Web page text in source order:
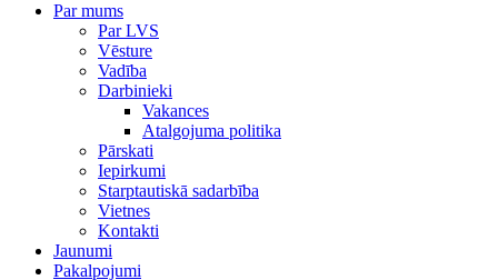
Par mums
Par LVS
Vēsture
Vadība
Darbinieki
Vakances
Atalgojuma politika
Pārskati
Iepirkumi
Starptautiskā sadarbība
Vietnes
Kontakti
Jaunumi
Pakalpojumi